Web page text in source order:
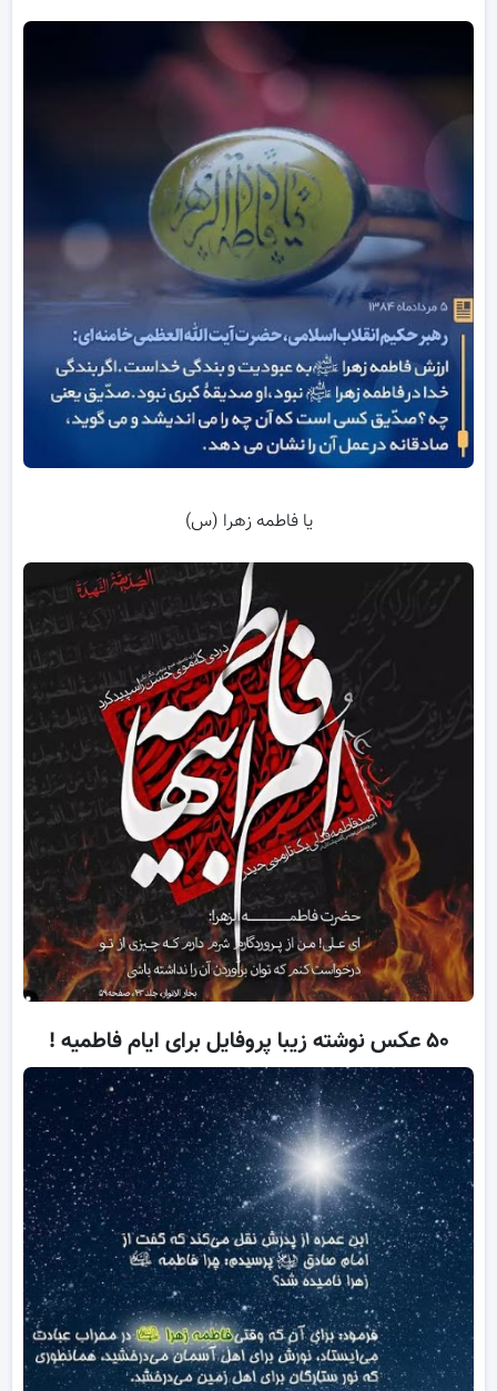
یا فاطمه زهرا (س)
۵۰ عکس نوشته زیبا پروفایل برای ایام فاطمیه !